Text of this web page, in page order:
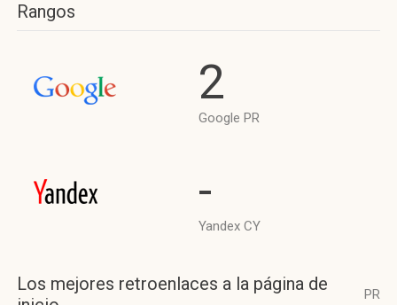
Rangos
2
Google PR
-
Yandex CY
Los mejores retroenlaces a la página de
PR